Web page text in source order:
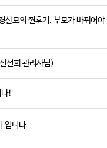
산모의 찐후기. 부모가 바뀌어야
선희 관리사님)
다!
입니다.